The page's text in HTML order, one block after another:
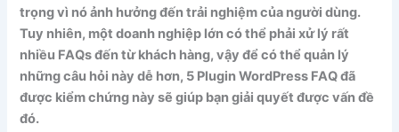
trọng vì nó ảnh hưởng đến trải nghiệm của người dùng.
Tuy nhiên, một doanh nghiệp lớn có thể phải xử lý rất
nhiều FAQs đến từ khách hàng, vậy để có thể quản lý
những câu hỏi này dễ hơn, 5 Plugin WordPress FAQ đã
được kiểm chứng này sẽ giúp bạn giải quyết được vấn đề
đó.